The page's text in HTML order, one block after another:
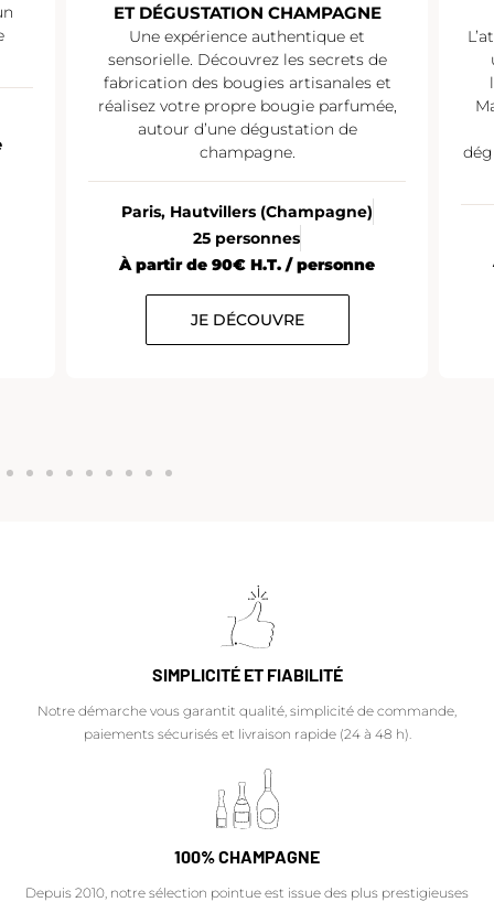
ET DÉGUSTATION CHAMPAGNE
Une expérience authentique et
sensorielle. Découvrez les secrets de
fabrication des bougies artisanales et
réalisez votre propre bougie parfumée,
autour d’une dégustation de
champagne.
Paris, Hautvillers (Champagne)
25 personnes
À partir de 90€ H.T. / personne
JE DÉCOUVRE
SIMPLICITÉ ET FIABILITÉ
Notre démarche vous garantit qualité, simplicité de commande,
paiements sécurisés et livraison rapide (24 à 48 h).
100% CHAMPAGNE
Depuis 2010, notre sélection pointue est issue des plus prestigieuses